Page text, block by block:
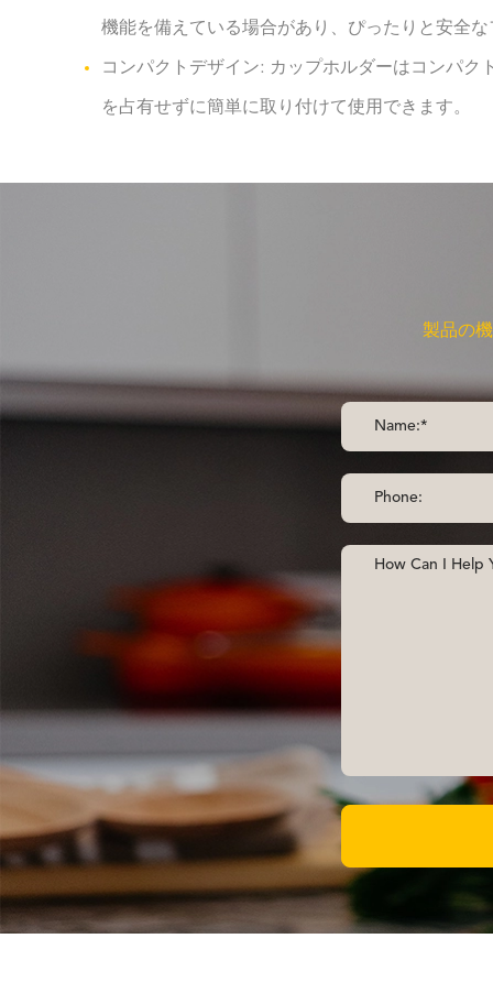
機能を備えている場合があり、ぴったりと安全
コンパクトデザイン: カップホルダーはコンパ
を占有せずに簡単に取り付けて使用できます。
製品の